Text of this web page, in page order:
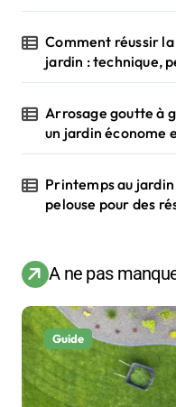
Comment réussir
jardin : technique,
Arrosage goutte à
un jardin économe
Printemps au
pelouse pour des
A ne pas
Guide